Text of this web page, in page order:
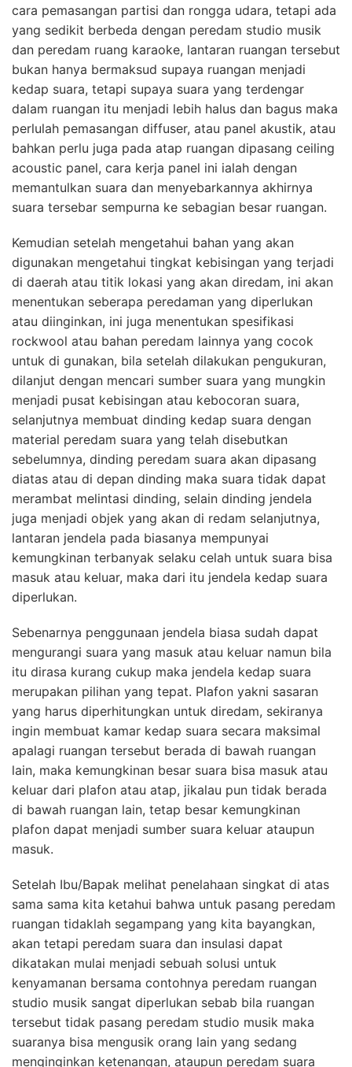
cara pemasangan partisi dan rongga udara, tetapi ada
yang sedikit berbeda dengan peredam studio musik
dan peredam ruang karaoke, lantaran ruangan tersebut
bukan hanya bermaksud supaya ruangan menjadi
kedap suara, tetapi supaya suara yang terdengar
dalam ruangan itu menjadi lebih halus dan bagus maka
perlulah pemasangan diffuser, atau panel akustik, atau
bahkan perlu juga pada atap ruangan dipasang ceiling
acoustic panel, cara kerja panel ini ialah dengan
memantulkan suara dan menyebarkannya akhirnya
suara tersebar sempurna ke sebagian besar ruangan.
Kemudian setelah mengetahui bahan yang akan
digunakan mengetahui tingkat kebisingan yang terjadi
di daerah atau titik lokasi yang akan diredam, ini akan
menentukan seberapa peredaman yang diperlukan
atau diinginkan, ini juga menentukan spesifikasi
rockwool atau bahan peredam lainnya yang cocok
untuk di gunakan, bila setelah dilakukan pengukuran,
dilanjut dengan mencari sumber suara yang mungkin
menjadi pusat kebisingan atau kebocoran suara,
selanjutnya membuat dinding kedap suara dengan
material peredam suara yang telah disebutkan
sebelumnya, dinding peredam suara akan dipasang
diatas atau di depan dinding maka suara tidak dapat
merambat melintasi dinding, selain dinding jendela
juga menjadi objek yang akan di redam selanjutnya,
lantaran jendela pada biasanya mempunyai
kemungkinan terbanyak selaku celah untuk suara bisa
masuk atau keluar, maka dari itu jendela kedap suara
diperlukan.
Sebenarnya penggunaan jendela biasa sudah dapat
mengurangi suara yang masuk atau keluar namun bila
itu dirasa kurang cukup maka jendela kedap suara
merupakan pilihan yang tepat. Plafon yakni sasaran
yang harus diperhitungkan untuk diredam, sekiranya
ingin membuat kamar kedap suara secara maksimal
apalagi ruangan tersebut berada di bawah ruangan
lain, maka kemungkinan besar suara bisa masuk atau
keluar dari plafon atau atap, jikalau pun tidak berada
di bawah ruangan lain, tetap besar kemungkinan
plafon dapat menjadi sumber suara keluar ataupun
masuk.
Setelah Ibu/Bapak melihat penelahaan singkat di atas
sama sama kita ketahui bahwa untuk pasang peredam
ruangan tidaklah segampang yang kita bayangkan,
akan tetapi peredam suara dan insulasi dapat
dikatakan mulai menjadi sebuah solusi untuk
kenyamanan bersama contohnya peredam ruangan
studio musik sangat diperlukan sebab bila ruangan
tersebut tidak pasang peredam studio musik maka
suaranya bisa mengusik orang lain yang sedang
menginginkan ketenangan, ataupun peredam suara